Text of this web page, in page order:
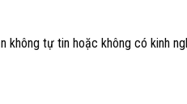
không tự tin hoặc không có kinh